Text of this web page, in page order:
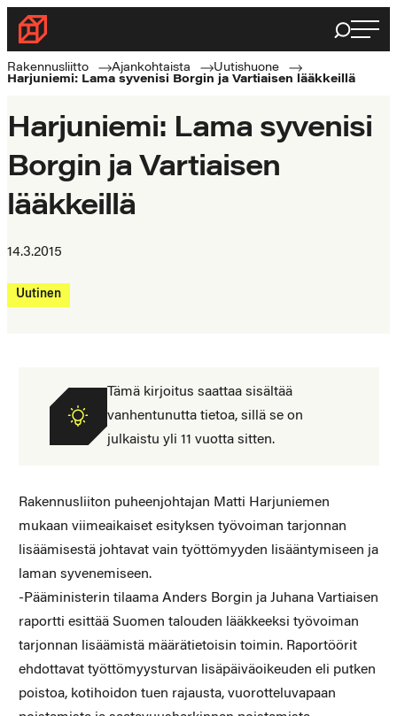
Siirry
suoraan
sisältöön
Rakennusliitto
Rakennusalan
ammattilaisten
Haku
Rakennusliitto Ajankohtaista
Uutishuone
Harjuniemi: Lama syvenisi Borgin ja Vartiaisen lääkkeillä
Harjuniemi: Lama syvenisi
Borgin ja Vartiaisen
lääkkeillä
14.3.2015
Uutinen
Tämä kirjoitus saattaa sisältää
vanhentunutta tietoa, sillä se on
julkaistu yli 11 vuotta sitten.
Rakennusliiton puheenjohtajan Matti Harjuniemen
mukaan viimeaikaiset esityksen työvoiman tarjonnan
lisäämisestä johtavat vain työttömyyden lisääntymiseen ja
laman syvenemiseen.
-Pääministerin tilaama Anders Borgin ja Juhana Vartiaisen
raportti esittää Suomen talouden lääkkeeksi työvoiman
tarjonnan lisäämistä määrätietoisin toimin. Raportöörit
ehdottavat työttömyysturvan lisäpäiväoikeuden eli putken
poistoa, kotihoidon tuen rajausta, vuorotteluvapaan